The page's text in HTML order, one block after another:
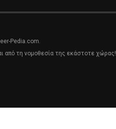
Pedia.com.
από τη νομοθεσία της εκάστοτε χώρας!